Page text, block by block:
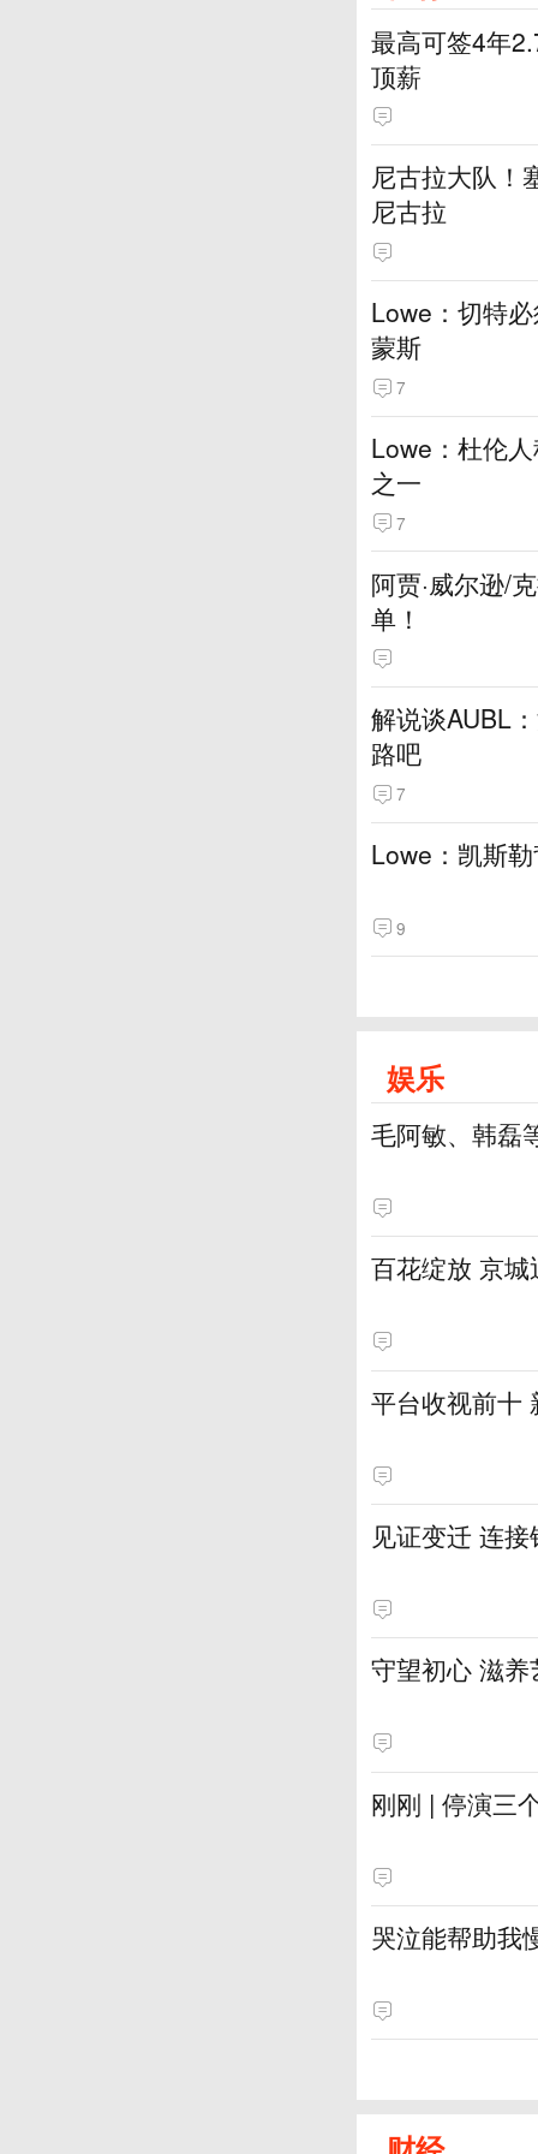
最高可签4年
顶薪
尼古拉大队！
尼古拉
Lowe：切特
蒙斯
7
Lowe：杜伦
之一
7
阿贾·威尔逊/
单！
解说谈AUBL
路吧
7
Lowe：凯斯
9
娱乐
毛阿敏、韩磊
百花绽放 京
平台收视前十
见证变迁 连
守望初心 滋
刚刚 | 停演三
哭泣能帮助我